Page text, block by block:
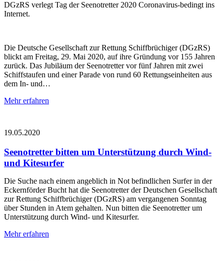
DGzRS verlegt Tag der Seenotretter 2020 Coronavirus-bedingt ins
Internet.
Die Deutsche Gesellschaft zur Rettung Schiffbrüchiger (DGzRS)
blickt am Freitag, 29. Mai 2020, auf ihre Gründung vor 155 Jahren
zurück. Das Jubiläum der Seenotretter vor fünf Jahren mit zwei
Schiffstaufen und einer Parade von rund 60 Rettungseinheiten aus
dem In- und…
Mehr erfahren
19.05.2020
Seenotretter bitten um Unterstützung durch Wind-
und Kitesurfer
Die Suche nach einem angeblich in Not befindlichen Surfer in der
Eckernförder Bucht hat die Seenotretter der Deutschen Gesellschaft
zur Rettung Schiffbrüchiger (DGzRS) am vergangenen Sonntag
über Stunden in Atem gehalten. Nun bitten die Seenotretter um
Unterstützung durch Wind- und Kitesurfer.
Mehr erfahren